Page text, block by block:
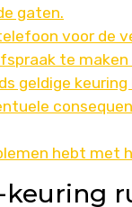
gaten.
voor de
te
geldige
hebt met
keuring